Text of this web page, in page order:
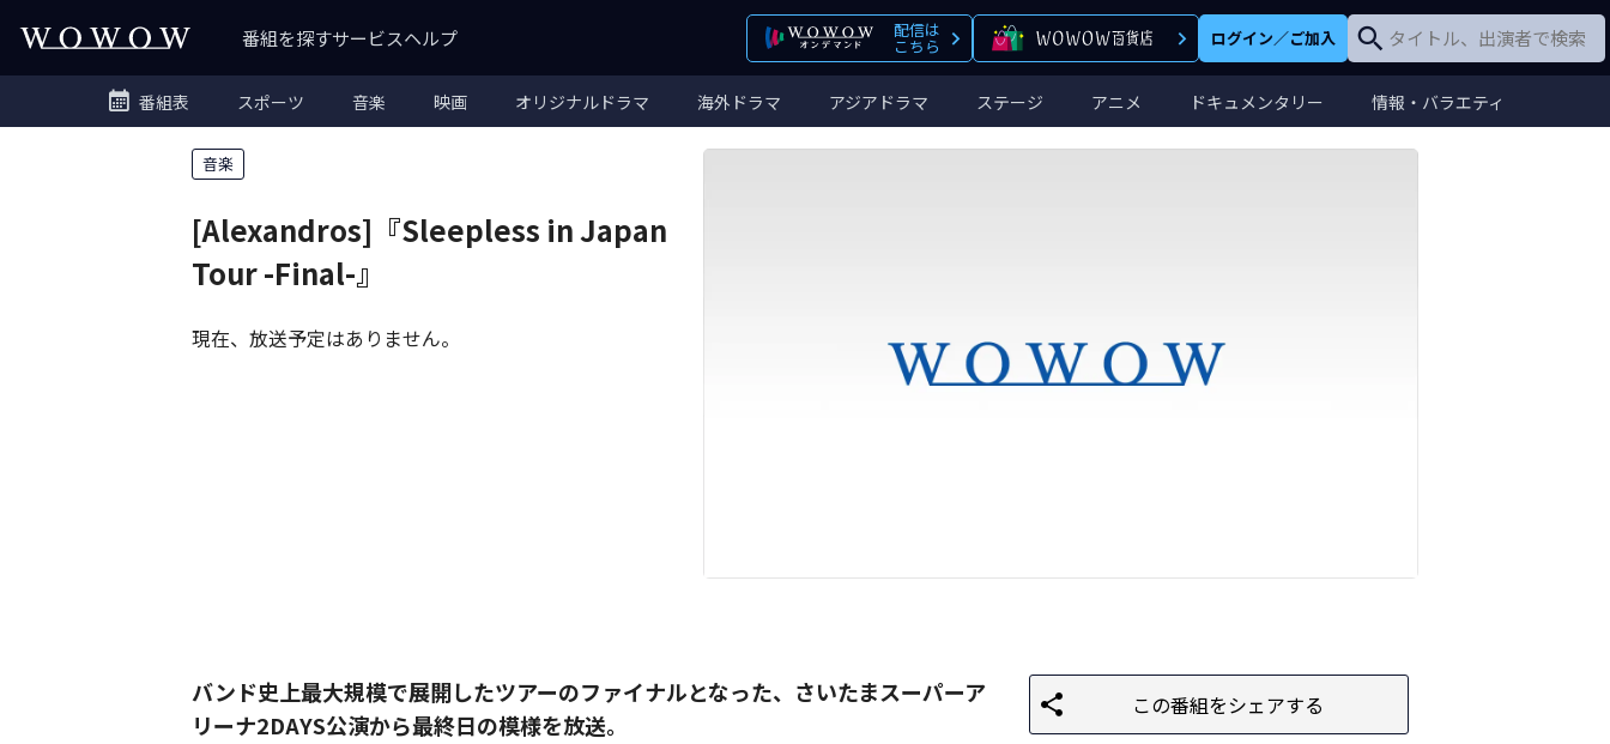
番組を探すサービスヘルプ 配信は
こちら ログイン／ご加入
番組表 スポーツ 音楽 映画 オリジナルドラマ 海外ドラマ アジアドラマ ステージ アニメ ドキュメンタリー 情報・バラエティ
音楽
[Alexandros]『Sleepless in Japan
Tour -Final-』
現在、放送予定はありません。
バンド史上最大規模で展開したツアーのファイナルとなった、さいたまスーパーア
リーナ2DAYS公演から最終日の模様を放送。
この番組をシェアする